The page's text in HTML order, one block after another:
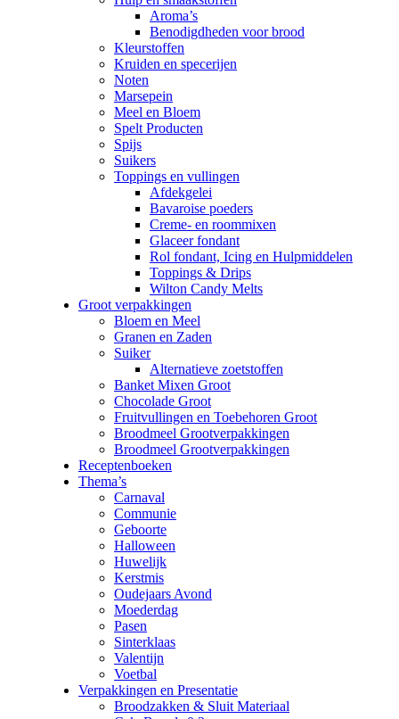
Aroma’s
Benodigdheden voor brood
Kleurstoffen
Kruiden en specerijen
Noten
Marsepein
Meel en Bloem
Spelt Producten
Spijs
Suikers
Toppings en vullingen
Afdekgelei
Bavaroise poeders
Creme- en roommixen
Glaceer fondant
Rol fondant, Icing en Hulpmiddelen
Toppings & Drips
Wilton Candy Melts
Groot verpakkingen
Bloem en Meel
Granen en Zaden
Suiker
Alternatieve zoetstoffen
Banket Mixen Groot
Chocolade Groot
Fruitvullingen en Toebehoren Groot
Broodmeel Grootverpakkingen
Broodmeel Grootverpakkingen
Receptenboeken
Thema’s
Carnaval
Communie
Geboorte
Halloween
Huwelijk
Kerstmis
Oudejaars Avond
Moederdag
Pasen
Sinterklaas
Valentijn
Voetbal
Verpakkingen en Presentatie
Broodzakken & Sluit Materiaal